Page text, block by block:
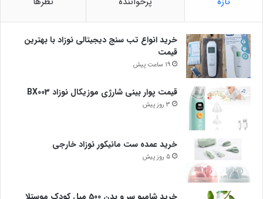
خرید انواع تب سنج دیجیتالی نوزاد با بهترین
قیمت
19 ساعت پیش
قیمت پوار بینی شارژی موزیکال نوزاد BX003
3 روز پیش
خرید عمده ست مانیکور نوزاد خارجی
5 روز پیش